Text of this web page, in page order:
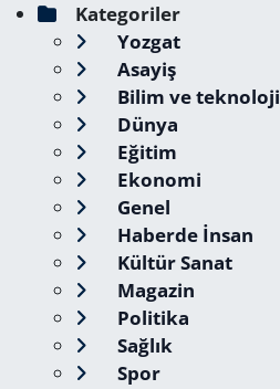
Kategoriler
Yozgat
Asayiş
Bilim ve teknoloji
Dünya
Eğitim
Ekonomi
Genel
Haberde İnsan
Kültür Sanat
Magazin
Politika
Sağlık
Spor